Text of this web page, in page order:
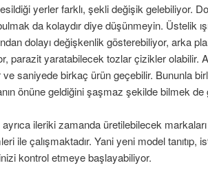
yerler farklı, şekli değişik gelebiliyor.
da kolaydır diye düşünmeyin. Üstelik
dolayı değişkenlik gösterebiliyor, arka
parazit yaratabilecek tozlar çizikler olabilir.
saniyede birkaç ürün geçebilir. Bununla
önüne geldiğini şaşmaz şekilde bilmek de
ayrıca ileriki zamanda üretilebilecek
ile çalışmaktadır. Yani yeni model tanıtıp,
kontrol etmeye başlayabiliyor.